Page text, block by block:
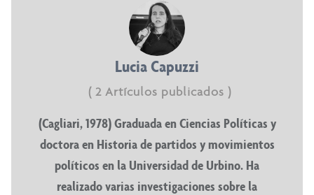
Lucia Capuzzi
( 2 Artículos publicados )
(Cagliari, 1978) Graduada en Ciencias Políticas y
doctora en Historia de partidos y movimientos
políticos en la Universidad de Urbino. Ha
realizado varias investigaciones sobre la